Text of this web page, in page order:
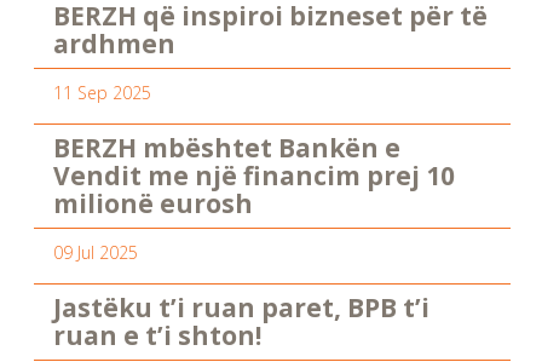
BERZH që inspiroi bizneset për të
ardhmen
11 Sep 2025
BERZH mbështet Bankën e
Vendit me një financim prej 10
milionë eurosh
09 Jul 2025
Jastëku t’i ruan paret, BPB t’i
ruan e t’i shton!